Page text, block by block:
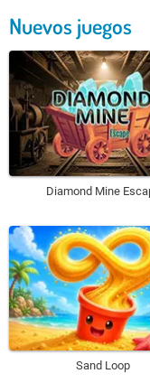
Nuevos juegos
Diamond Mine
Sand Loop